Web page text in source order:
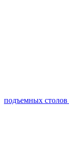
подъемных столов